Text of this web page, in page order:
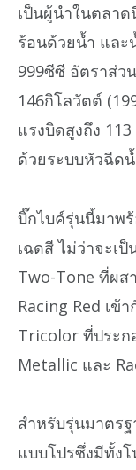
เป็นผู้นำในตลา
ร้อนด้วยน้ำ และ
999ซีซี อัตราส่ว
146กิโลวัตต์
แรงบิดสูงถึง
ด้วยระบบหัวฉีด
บิ๊กไบค์รุ่นนี้มาพ
เฉดสี ไม่ว่าจะเ
Two-Tone ที่ผส
Racing Red เ
Tricolor ที่ประก
Metallic และ
สำหรับรุ่นมาตร
แบบโปรซึ่งมีทั้ง